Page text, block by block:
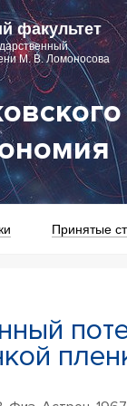
факультет
М. В. Ломоносова
Принятые